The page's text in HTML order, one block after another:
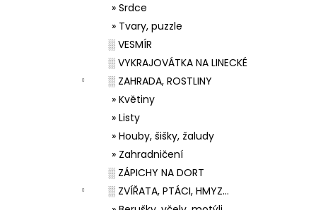
» Srdce
» Tvary, puzzle
░ VESMÍR
░ VYKRAJOVÁTKA NA LINECKÉ
░ ZAHRADA, ROSTLINY
» Květiny
» Listy
» Houby, šišky, žaludy
» Zahradničení
░ ZÁPICHY NA DORT
░ ZVÍŘATA, PTÁCI, HMYZ...